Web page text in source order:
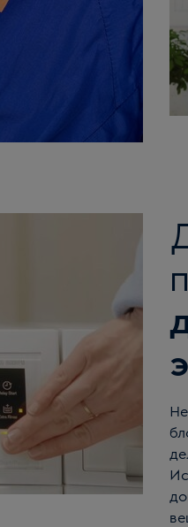
Не используйте смягчители для тканей при стирке куртки. Они